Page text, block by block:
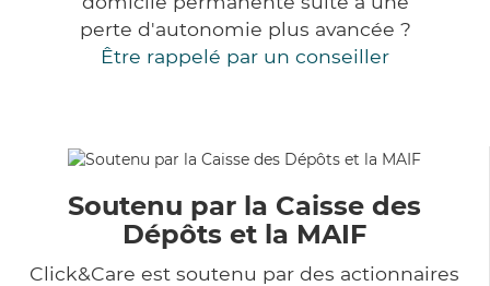
perte d'autonomie plus avancée ?
Être rappelé par un conseiller
Soutenu par la Caisse des
Dépôts et la MAIF
Click&Care est soutenu par des actionnaires